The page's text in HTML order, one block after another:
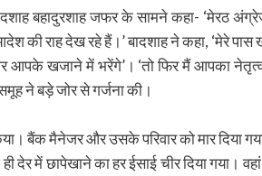
बहादुरशाह जफर के सामने कहा- ‘मेरठ
राह देख रहे हैं।’ बादशाह ने कहा, ‘मेरे पास
आपके खजाने में भरेंगे’। ‘तो फिर मैं आपका
ने बड़े जोर से गर्जना की।
बैंक मैनेजर और उसके परिवार को मार दिया
देर में छापेखाने का हर ईसाई चीर दिया गया।